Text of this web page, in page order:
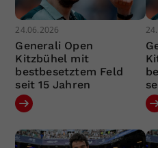
24.06.2026
Generali Open
Kitzbühel mit
bestbesetztem Feld
seit 15 Jahren